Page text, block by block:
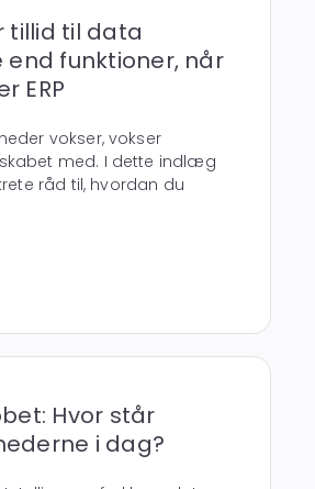
tillid til data
end funktioner, når
ERP
vokser, vokser
med. I dette indlæg
råd til, hvordan du
Hvor står
i dag?